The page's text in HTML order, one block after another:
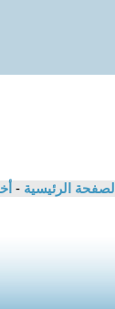
الصفحة الرئيسية -